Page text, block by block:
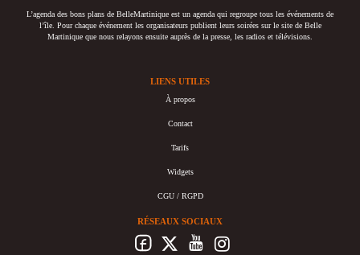
L’agenda des bons plans de BelleMartinique est un agenda qui regroupe tous les événements de
l’île. Pour chaque événement les organisateurs publient leurs soirées sur le site de Belle
Martinique que nous relayons ensuite auprès de la presse, les radios et télévisions.
LIENS UTILES
À propos
Contact
Tarifs
Widgets
CGU / RGPD
RÉSEAUX SOCIAUX